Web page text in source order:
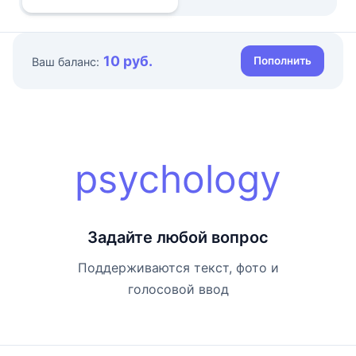
Ваш баланс: 10 руб. Пополнить
psychology
Задайте любой вопрос
Поддерживаются текст, фото и
голосовой ввод